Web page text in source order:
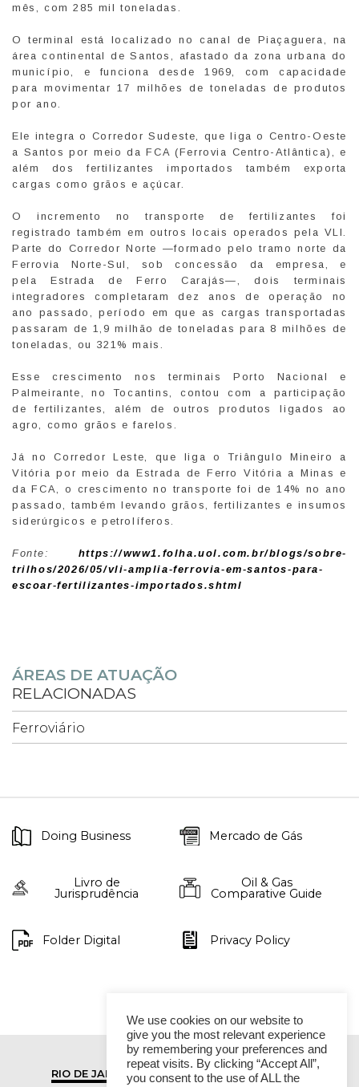
mês, com 285 mil toneladas.
O terminal está localizado no canal de Piaçaguera, na
área continental de Santos, afastado da zona urbana do
município, e funciona desde 1969, com capacidade
para movimentar 17 milhões de toneladas de produtos
por ano.
Ele integra o Corredor Sudeste, que liga o Centro-Oeste
a Santos por meio da FCA (Ferrovia Centro-Atlântica), e
além dos fertilizantes importados também exporta
cargas como grãos e açúcar.
O incremento no transporte de fertilizantes foi
registrado também em outros locais operados pela VLI.
Parte do Corredor Norte —formado pelo tramo norte da
Ferrovia Norte-Sul, sob concessão da empresa, e
pela Estrada de Ferro Carajás—, dois terminais
integradores completaram dez anos de operação no
ano passado, período em que as cargas transportadas
passaram de 1,9 milhão de toneladas para 8 milhões de
toneladas, ou 321% mais.
Esse crescimento nos terminais Porto Nacional e
Palmeirante, no Tocantins, contou com a participação
de fertilizantes, além de outros produtos ligados ao
agro, como grãos e farelos.
Já no Corredor Leste, que liga o Triângulo Mineiro a
Vitória por meio da Estrada de Ferro Vitória a Minas e
da FCA, o crescimento no transporte foi de 14% no ano
passado, também levando grãos, fertilizantes e insumos
siderúrgicos e petrolíferos.
Fonte: https://www1.folha.uol.com.br/blogs/sobre-
trilhos/2026/05/vli-amplia-ferrovia-em-santos-para-
escoar-fertilizantes-importados.shtml
ÁREAS DE ATUAÇÃO
RELACIONADAS
Ferroviário
Doing Business Mercado de Gás
Livro de
Jurisprudência
Oil & Gas
Comparative Guide
Folder Digital Privacy Policy
RIO DE JANEIRO SÃO PAULO
We use cookies on our website to
give you the most relevant experience
by remembering your preferences and
repeat visits. By clicking “Accept All”,
you consent to the use of ALL the